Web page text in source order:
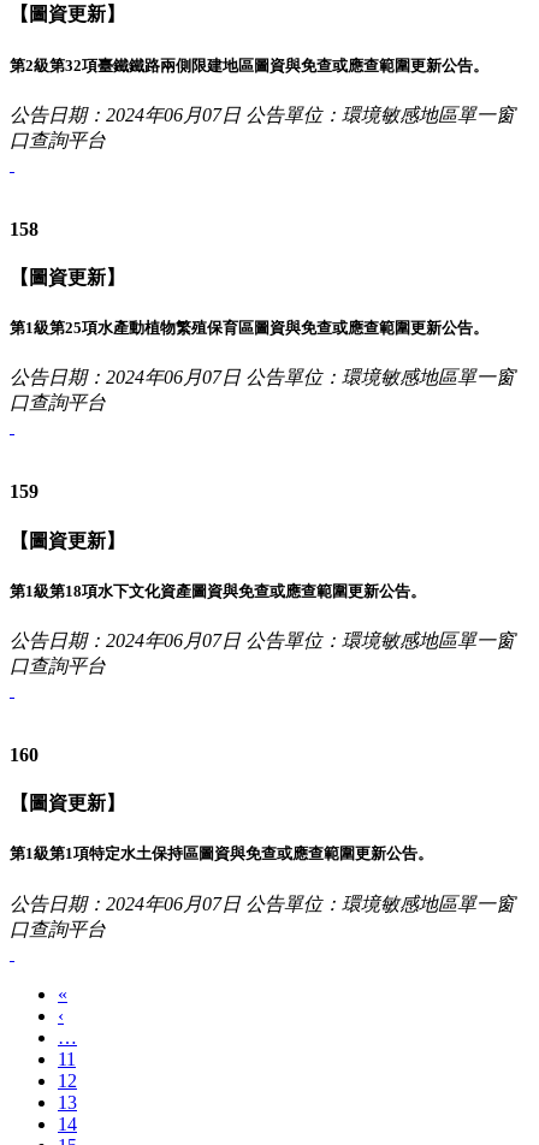
【圖資更新】
第2級第32項臺鐵鐵路兩側限建地區圖資與免查或應查範圍更新公告。
公告日期：2024年06月07日 公告單位：環境敏感地區單一窗
口查詢平台
158
【圖資更新】
第1級第25項水產動植物繁殖保育區圖資與免查或應查範圍更新公告。
公告日期：2024年06月07日 公告單位：環境敏感地區單一窗
口查詢平台
159
【圖資更新】
第1級第18項水下文化資產圖資與免查或應查範圍更新公告。
公告日期：2024年06月07日 公告單位：環境敏感地區單一窗
口查詢平台
160
【圖資更新】
第1級第1項特定水土保持區圖資與免查或應查範圍更新公告。
公告日期：2024年06月07日 公告單位：環境敏感地區單一窗
口查詢平台
«
‹
…
11
12
13
14